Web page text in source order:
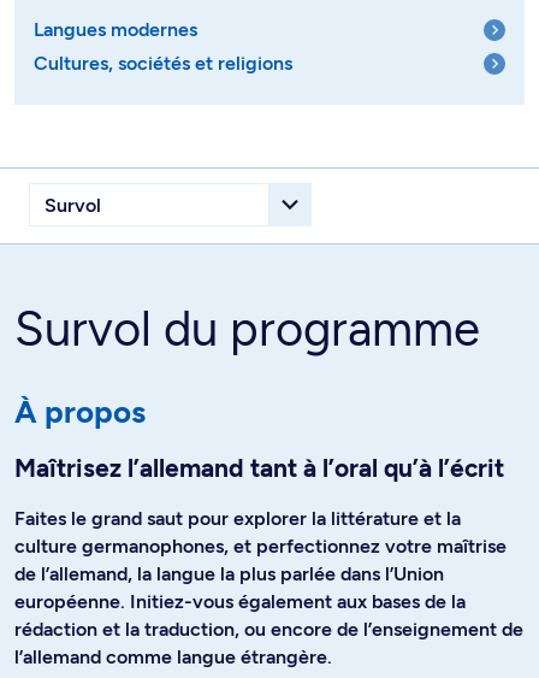
Langues modernes
Cultures, sociétés et religions
Survol du programme
À propos
Maîtrisez l’allemand tant à l’oral qu’à l’écrit
Faites le grand saut pour explorer la littérature et la
culture germanophones, et perfectionnez votre maîtrise
de l’allemand, la langue la plus parlée dans l’Union
européenne. Initiez-vous également aux bases de la
rédaction et la traduction, ou encore de l’enseignement de
l’allemand comme langue étrangère.